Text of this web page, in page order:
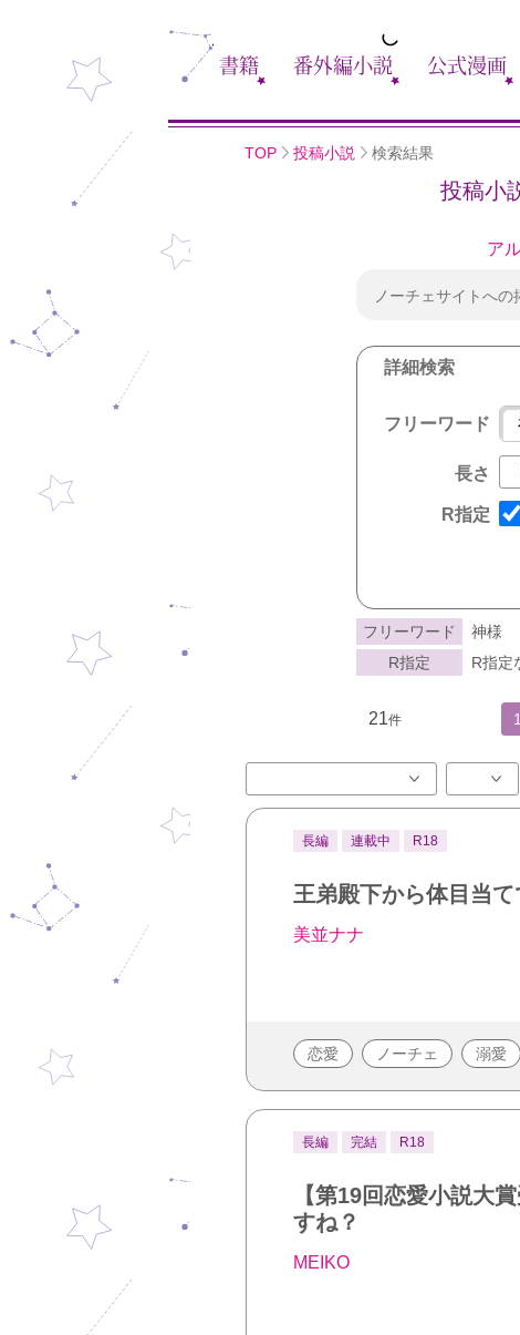
書籍 番外編小説 公式漫画
TOP 投稿小説 検索結果
投稿小
ア
ノーチェサイトへの
詳細検索
フリーワード
長さ
R指定
フリーワード
神様
R指定
R指定
21件 1
長編 連載中 R18
王弟殿下から体目当
美並ナナ
恋愛 ノーチェ 溺愛
長編 完結 R18
【第19回恋愛小説大
すね？
MEIKO